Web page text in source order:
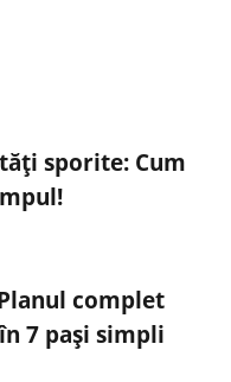
sporite: Cum
complet
7 pași simpli